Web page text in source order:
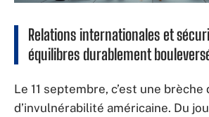
Relations internationales et
équilibres durablement
Le 11 septembre, c’est une brèche
d’invulnérabilité américaine. Du